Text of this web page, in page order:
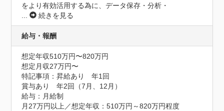
をより有効活用する為に、データ保存・分析・
...
続きを見る
給与・報酬
想定年収510万円〜820万円
想定月収27万円〜
特記事項：昇給あり　年1回
賞与あり　年2回（7月、12月）
給与：月給制
月27万円以上／想定年収：510万円～820万円程度